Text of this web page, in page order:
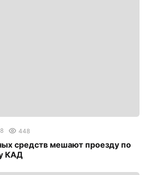
448
средств мешают проезду по
КАД